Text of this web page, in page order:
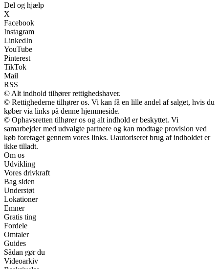
Del og hjælp
X
Facebook
Instagram
LinkedIn
YouTube
Pinterest
TikTok
Mail
RSS
© Alt indhold tilhører rettighedshaver.
© Rettighederne tilhører os. Vi kan få en lille andel af salget, hvis du
køber via links på denne hjemmeside.
© Ophavsretten tilhører os og alt indhold er beskyttet. Vi
samarbejder med udvalgte partnere og kan modtage provision ved
køb foretaget gennem vores links. Uautoriseret brug af indholdet er
ikke tilladt.
Om os
Udvikling
Vores drivkraft
Bag siden
Understøt
Lokationer
Emner
Gratis ting
Fordele
Omtaler
Guides
Sådan gør du
Videoarkiv